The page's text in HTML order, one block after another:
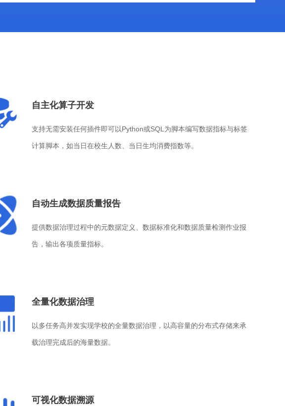
自主化算子开发
支持无需安装任何插件即可以Python或SQL为脚本编写数据指标与标签
计算脚本，如当日在校生人数、当日生均消费指数等。
自动生成数据质量报告
提供数据治理过程中的元数据定义、数据标准化和数据质量检测作业报
告，输出各项质量指标。
全量化数据治理
以多任务高并发实现学校的全量数据治理，以高容量的分布式存储来承
载治理完成后的海量数据。
可视化数据溯源